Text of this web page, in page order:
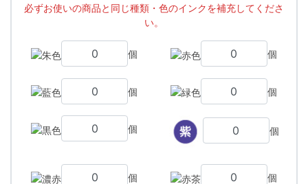
必ずお使いの商品と同じ種類・色のインクを補充してくださ
い。
個 個
個 個
個 個
個 個